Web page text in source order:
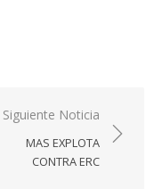
Siguiente Noticia
MAS EXPLOTA
CONTRA ERC